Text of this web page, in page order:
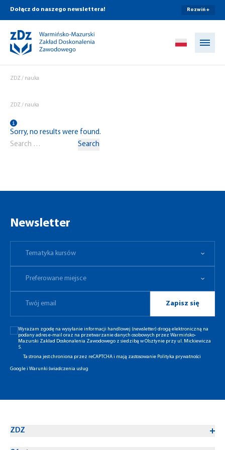
Dołącz do naszego newslettera! Rozwiń +
ZDZ/ nauka
ZDZ/ nauka
Sorry, no results were found.
Search for:
Search
Newsletter
Tematyka kursów
Preferowane miejsce
Zapisz się
Wyrażam zgodę na wysyłanie informacji handlowej (newsletter) drogą elektroniczną na
podany adres e-mail oraz na przetwarzanie danych osobowych przez Warmińsko-
Mazurski Zakład Doskonalenia Zawodowego z siedzibą w Olsztynie przy ul. Mickiewicza
5.
Ta strona jest chroniona przez reCAPTCHA i mają zastosowanie Polityka prywatności
Googlei Warunki świadczenia usług
ZDZ